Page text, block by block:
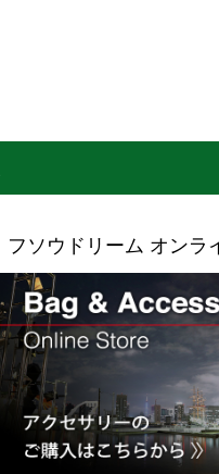
フソウドリーム オンラ